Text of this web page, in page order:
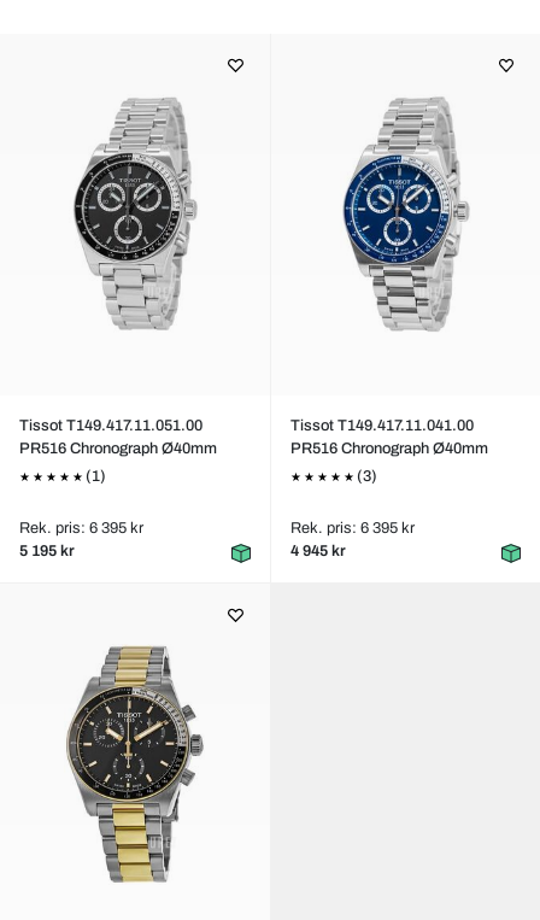
Tissot T149.417.11.051.00
PR516 Chronograph Ø40mm
(1)
Rek. pris: 6 395 kr
5 195 kr
Tissot T149.417.11.041.00
PR516 Chronograph Ø40mm
(3)
Rek. pris: 6 395 kr
4 945 kr